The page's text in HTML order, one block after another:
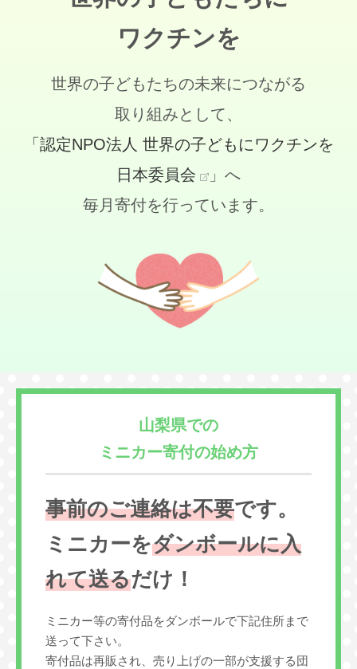
ワクチンを
世界の子どもたちの未来につながる
取り組みとして、
「認定NPO法人 世界の子どもにワクチンを
日本委員会
」へ
毎月寄付を行っています。
山梨県での
ミニカー寄付の始め方
事前のご連絡は不要です。
ミニカーをダンボールに入
れて送るだけ！
ミニカー等の寄付品をダンボールで下記住所まで
送って下さい。
寄付品は再販され、売り上げの一部が支援する団